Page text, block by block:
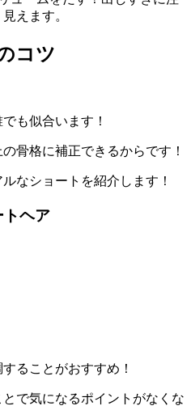
えます。
コツ
も似合います！
骨格に補正できるからです！
なショートを紹介します！
トヘア
ることがおすすめ！
で気になるポイントがなくな